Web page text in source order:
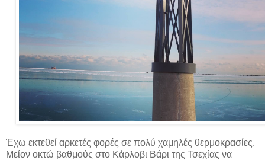
Έχω εκτεθεί αρκετές φορές σε πολύ χαμηλές θερμοκρασίες.
Μείον οκτώ βαθμούς στο Κάρλοβι Βάρι της Τσεχίας να